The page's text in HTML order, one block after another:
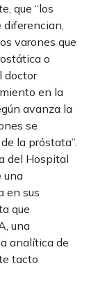
que “los
varones que
o
doctor
en la
avanza la
se
la próstata”.
del Hospital
una
en sus
que
una
analítica de
tacto